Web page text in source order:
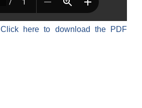
Click here to download the PDF